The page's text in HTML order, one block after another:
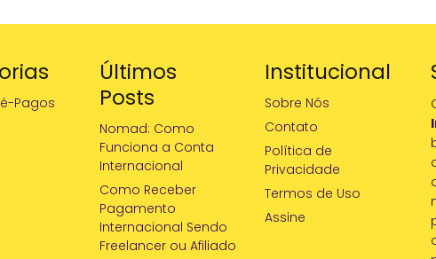
Pagos
Últimos
Posts
Nomad: Como
Funciona a Conta
Internacional
Como Receber
Pagamento
Internacional Sendo
Freelancer ou Afiliado
Institucional
Sobre Nós
Contato
Política de
Privacidade
Termos de Uso
Assine